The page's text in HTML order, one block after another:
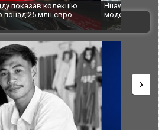
на ринок позашляховиків з
G9. ФОТО
Росія
ВІДЕО